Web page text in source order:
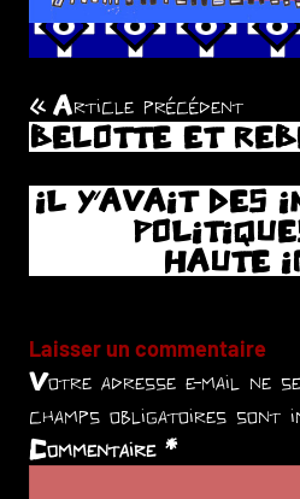
Navigation
de
l’article
Article précédent
BELOTTE ET
IL Y’AVAIT DES
HAUTE
Laisser un commentaire
Votre adresse e-mail ne
champs obligatoires sont
Commentaire *